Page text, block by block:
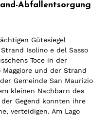
Abfallentsorgung
Gütesiegel
Isolino e del Sasso
Toce in der
Maggiore und der Strand
Gemeinde San Maurizio
kleinen Nachbarn des
der Gegend konnten ihre
verteidigen. Am Lago